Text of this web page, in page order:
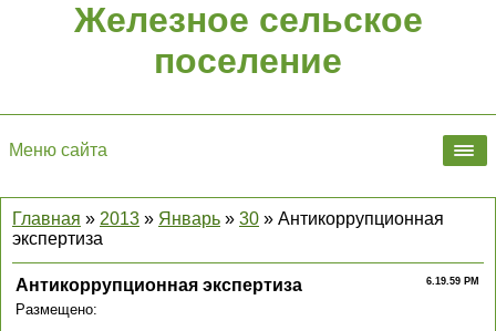
Железное сельское
поселение
Меню сайта
Главная » 2013 » Январь » 30 » Антикоррупционная
экспертиза
6.19.59 PM
Антикоррупционная экспертиза
Размещено: